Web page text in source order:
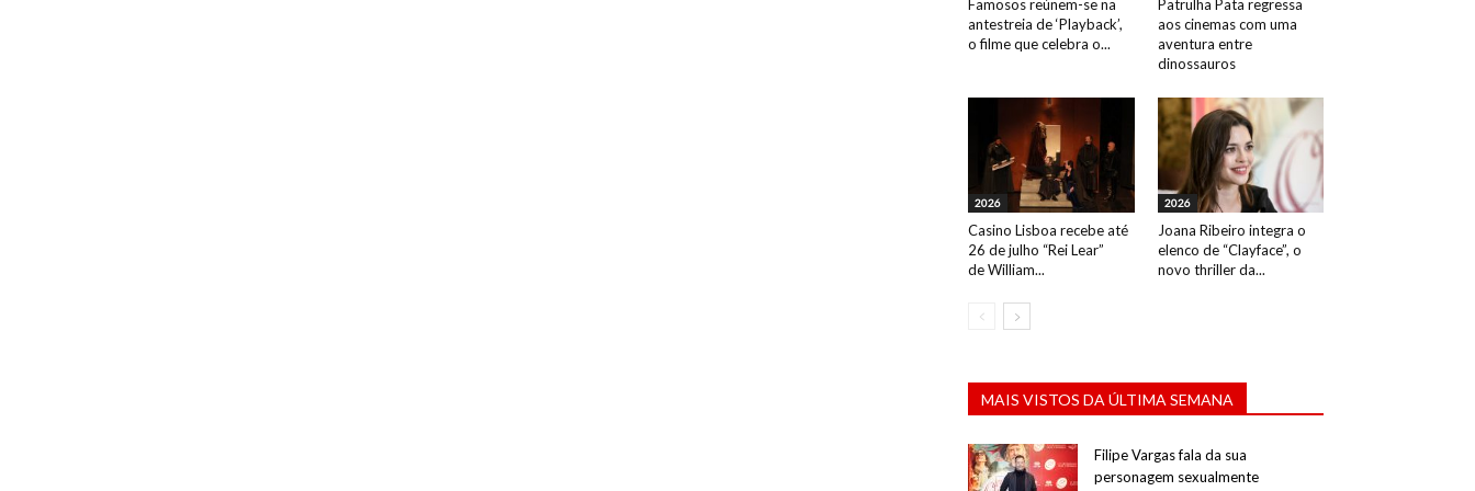
Famosos reúnem-se na
antestreia de ‘Playback’,
o filme que celebra o...
Patrulha Pata regressa
aos cinemas com uma
aventura entre
dinossauros
2026
Casino Lisboa recebe até
26 de julho “Rei Lear”
de William...
2026
Joana Ribeiro integra o
elenco de “Clayface”, o
novo thriller da...
MAIS VISTOS DA ÚLTIMA SEMANA
Filipe Vargas fala da sua
personagem sexualmente